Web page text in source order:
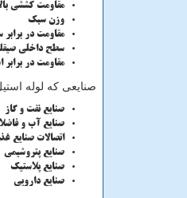
مقاومت کششی
وزن سبک
مقاومت در برابر
سطح داخلی
مقاومت در برابر
صنایعی که لوله
صنایع نفت و گاز
صنایع آب و
اتصالات صنایع
صنایع پتروشیمی
صنایع پلاستیک
صنایع دارویی